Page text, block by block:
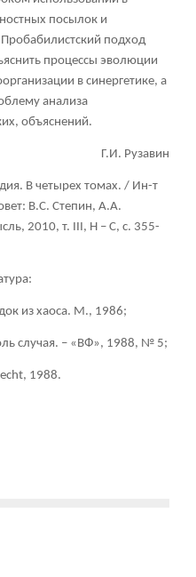
посылок и
подход
процессы эволюции
в синергетике, а
анализа
объяснений.
Г.И. Рузавин
В четырех томах. / Ин-т
В.С. Степин, А.А.
2010, т. III, Н – С, с. 355-
из хаоса. М., 1986;
случая. – «ВФ», 1988, № 5;
1988.